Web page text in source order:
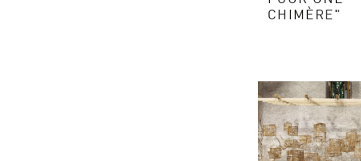
CHIMÈRE"